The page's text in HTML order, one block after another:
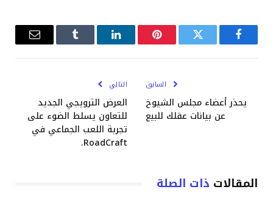
فيسبوكتويتر بينتيريستلينكدإن Tumblrالبريد
السابق
يحذر أعضاء مجلس الشيوخ
عن بيانات عقلك للبيع
التالي
العرض الترويجي الجديد
للتعاون يسلط الضوء على
تجربة اللعب الجماعي في
RoadCraft.
المقالات ذات الصلة